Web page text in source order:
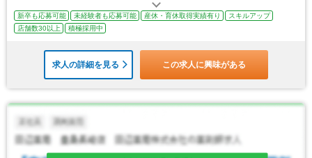
新卒も応募可能 未経験者も応募可能 産休・育休取得実績有り
スキルアップ
店舗数30以上
積極採用中
求人の詳細を見る この求人に興味がある